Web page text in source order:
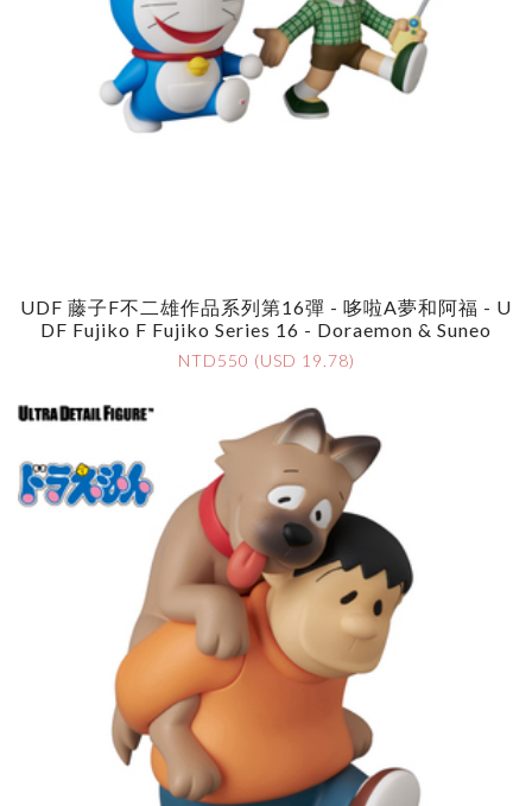
UDF 藤子F不二雄作品系列第16彈 - 哆啦A夢和阿福 - U
DF Fujiko F Fujiko Series 16 - Doraemon & Suneo
NTD550 (USD 19.78)